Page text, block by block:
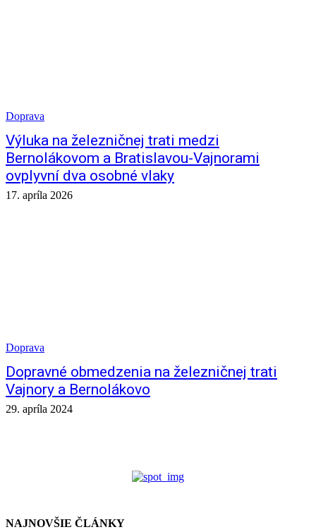
Doprava
Výluka na železničnej trati medzi
Bernolákovom a Bratislavou-Vajnorami
ovplyvní dva osobné vlaky
17. apríla 2026
Doprava
Dopravné obmedzenia na železničnej trati
Vajnory a Bernolákovo
29. apríla 2024
NAJNOVŠIE ČLÁNKY